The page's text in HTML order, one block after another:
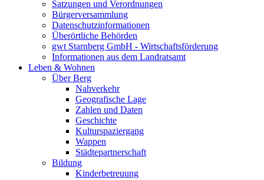
Satzungen und Verordnungen
Bürgerversammlung
Datenschutzinformationen
Überörtliche Behörden
gwt Starnberg GmbH - Wirtschaftsförderung
Informationen aus dem Landratsamt
Leben & Wohnen
Über Berg
Nahverkehr
Geografische Lage
Zahlen und Daten
Geschichte
Kulturspaziergang
Wappen
Städtepartnerschaft
Bildung
Kinderbetreuung